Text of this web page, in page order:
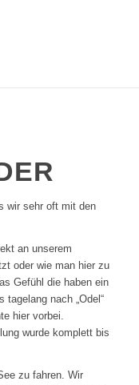
wir sehr oft mit den
an unserem
oder wie man hier zu
Gefühl die haben ein
nach „Odel“
hier vorbei.
wurde komplett bis
zu fahren. Wir